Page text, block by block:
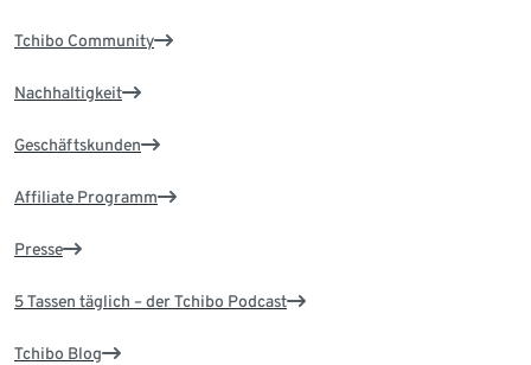
Tchibo Community
Nachhaltigkeit
Geschäftskunden
Affiliate Programm
Presse
5 Tassen täglich – der Tchibo Podcast
Tchibo Blog